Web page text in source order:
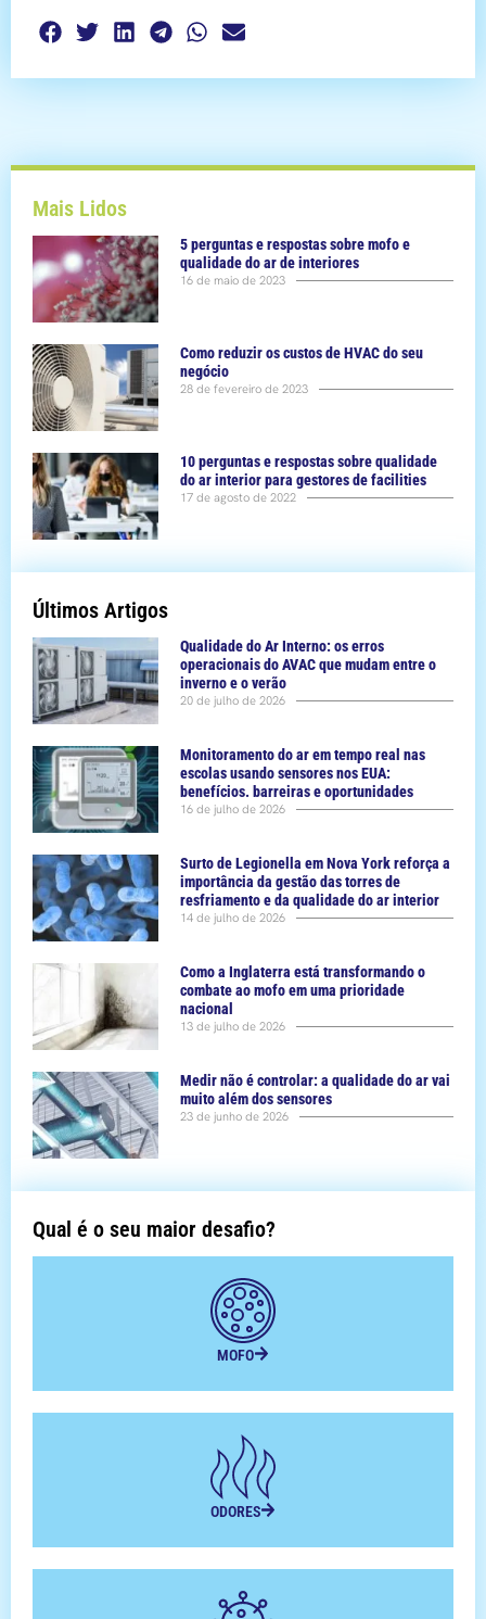
Mais Lidos
5 perguntas e respostas sobre mofo e
qualidade do ar de interiores
16 de maio de 2023
Como reduzir os custos de HVAC do seu
negócio
28 de fevereiro de 2023
10 perguntas e respostas sobre qualidade
do ar interior para gestores de facilities
17 de agosto de 2022
Últimos Artigos
Qualidade do Ar Interno: os erros
operacionais do AVAC que mudam entre o
inverno e o verão
20 de julho de 2026
Monitoramento do ar em tempo real nas
escolas usando sensores nos EUA:
benefícios. barreiras e oportunidades
16 de julho de 2026
Surto de Legionella em Nova York reforça a
importância da gestão das torres de
resfriamento e da qualidade do ar interior
14 de julho de 2026
Como a Inglaterra está transformando o
combate ao mofo em uma prioridade
nacional
13 de julho de 2026
Medir não é controlar: a qualidade do ar vai
muito além dos sensores
23 de junho de 2026
Qual é o seu maior desafio?
MOFO
ODORES